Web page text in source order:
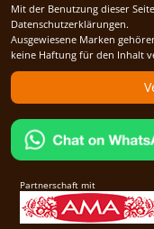
Mit der Benutzung dieser
Datenschutzerklärungen.
Ausgewiesene Marken
keine Haftung für den Inhalt
Partnerschaft mit